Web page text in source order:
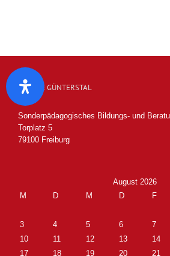
SCHULE GÜNTERSTAL
Sonderpädagogisches Bildungs- und
Torplatz 5
79100 Freiburg
August 2026
M
D M D F
3
4 5 6 7
10
11 12 13 14
17
18 19 20 21